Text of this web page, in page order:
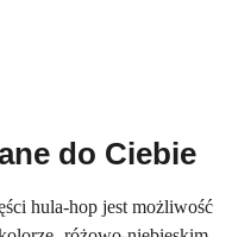
do Ciebie
hula-hop jest możliwość